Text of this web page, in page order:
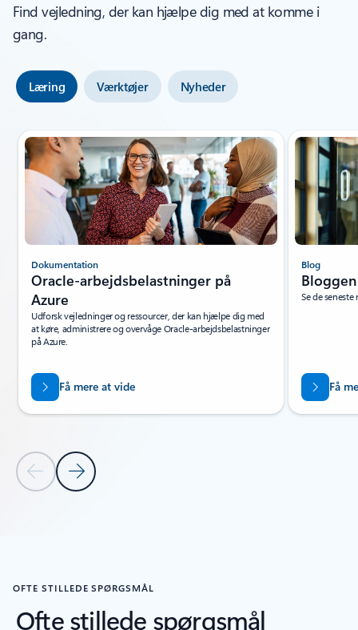
Find vejledning, der kan hjælpe dig med at komme i
gang.
Læring Værktøjer Nyheder
Slide {0} {1} indikator
Forrige slideNæste slide
Dokumentation
Oracle-arbejdsbelastninger på
Azure
Udforsk vejledninger og ressourcer, der kan hjælpe dig med
at køre, administrere og overvåge Oracle-arbejdsbelastninger
på Azure.
Få mere at vide
Blog
Se de
Få
OFTE STILLEDE SPØRGSMÅL
Ofte stillede spørgsmål